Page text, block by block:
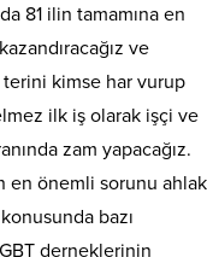
81 ilin tamamına en
ve
kimse har vurup
ilk iş olarak işçi ve
zam yapacağız.
en önemli sorunu ahlak
bazı
derneklerinin